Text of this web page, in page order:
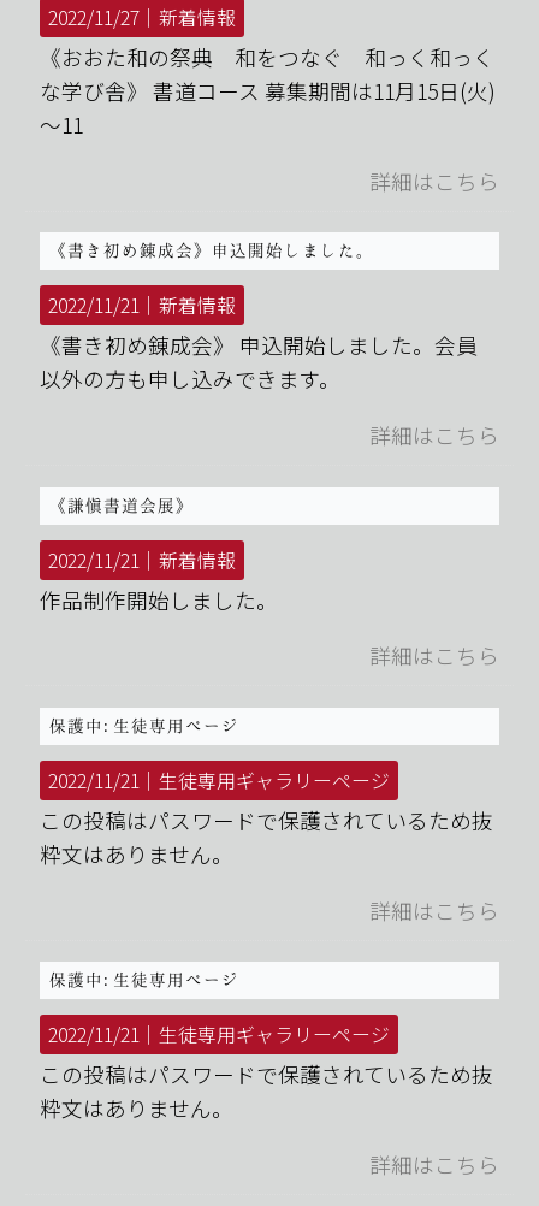
2022/11/27｜新着情報
《おおた和の祭典 和をつなぐ 和っく和っく
な学び舎》 書道コース 募集期間は11月15日(火)
～11
詳細はこちら
《書き初め錬成会》申込開始しました。
2022/11/21｜新着情報
《書き初め錬成会》 申込開始しました。会員
以外の方も申し込みできます。
詳細はこちら
《謙愼書道会展》
2022/11/21｜新着情報
作品制作開始しました。
詳細はこちら
保護中: 生徒専用ページ
2022/11/21｜ 生徒専用ギャラリーページ
この投稿はパスワードで保護されているため抜
粋文はありません。
詳細はこちら
保護中: 生徒専用ページ
2022/11/21｜ 生徒専用ギャラリーページ
この投稿はパスワードで保護されているため抜
粋文はありません。
詳細はこちら